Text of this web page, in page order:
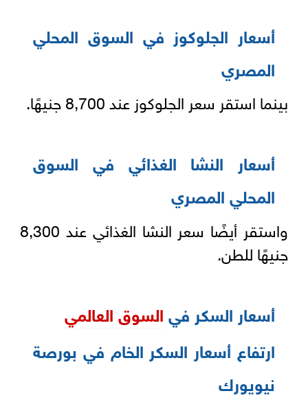
أسعار الجلوكوز في السوق المحلي
المصري
بينما استقر سعر الجلوكوز عند 8,700 جنيهًا.
أسعار النشا الغذائي في السوق
المحلي المصري
واستقر أيضًا سعر النشا الغذائي عند 8,300
جنيهًا للطن.
أسعار السكر فيالسوق العالمي
ارتفاع أسعار السكر الخام في بورصة
نيويورك